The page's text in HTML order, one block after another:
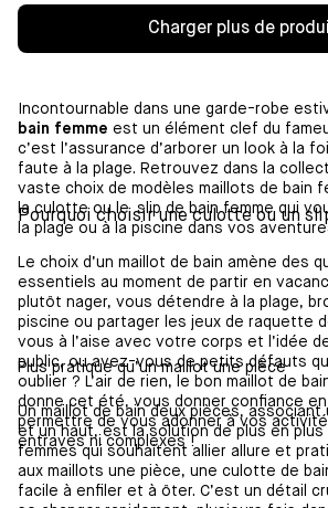
Charger plus de
Incontournable dans une garde-robe
bain femme est un élément clef du
c’est l’assurance d’arborer un look à la
faute à la plage. Retrouvez dans la
vaste choix de modèles maillots de bain
la culotte ou le slip de bain femme qui
la plage ou à la piscine dans vos
Pourquoi choisir une culotte ou un
Le choix d’un maillot de bain amène des
essentiels au moment de partir en
plutôt nager, vous détendre à la plage,
piscine ou partager les jeux de raquette
vous à l’aise avec votre corps et l’idée
public, ou avez-vous de petits défauts
oublier ? L’air de rien, le bon maillot de
donne cet été, vous donner confiance
permettre de vous adonner à vos
entraves ni complexes !
Plus pratique qu’un maillot une pièce
Un maillot de bain deux pièces, associant
et un haut, est la solution de plus en plus
femmes qui souhaitent allier allure et
aux maillots une pièce, une culotte de
facile à enfiler et à ôter. C’est un détail